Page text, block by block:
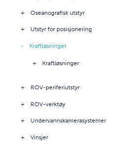
Oseanografisk utstyr
Utstyr for posisjonering
Kraftløsninger
Kraftløsninger
ROV-periferiutstyr
ROV-verktøy
Undervannskamerasystemer
Vinsjer